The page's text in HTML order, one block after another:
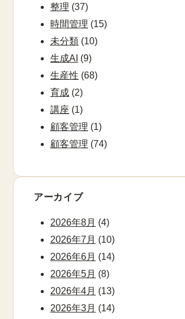
整理 (37)
時間管理 (15)
未分類 (10)
生成AI (9)
生産性 (68)
育成 (2)
講座 (1)
顧客管理 (1)
顧客管理 (74)
アーカイブ
2026年8月 (4)
2026年7月 (10)
2026年6月 (14)
2026年5月 (8)
2026年4月 (13)
2026年3月 (14)